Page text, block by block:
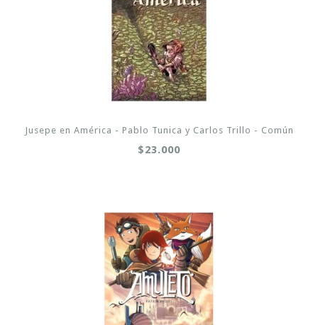
Jusepe en América - Pablo Tunica y Carlos Trillo - Común
$23.000